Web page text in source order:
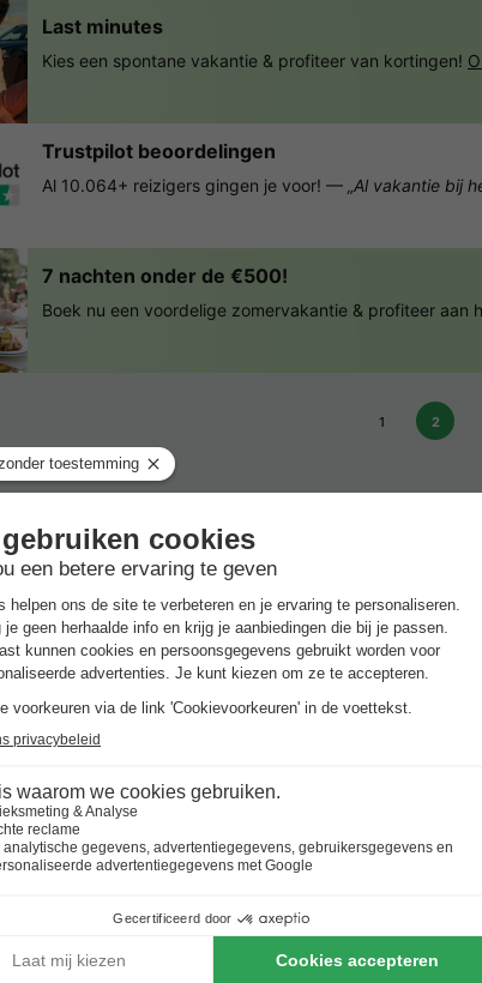
Last minutes
Kies een spontane vakantie & profiteer van kortingen!
Trustpilot beoordelingen
Al 10.064+ reizigers gingen je voor! — „Al vakantie bij
7 nachten onder de €500!
Boek nu een voordelige zomervakantie & profiteer aan
1 2